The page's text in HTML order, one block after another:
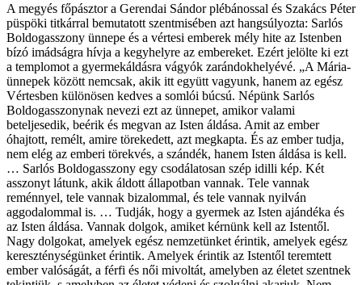
A megyés főpásztor a Gerendai Sándor plébánossal és Szakács Péter
püspöki titkárral bemutatott szentmisében azt hangsúlyozta: Sarlós
Boldogasszony ünnepe és a vértesi emberek mély hite az Istenben
bízó imádságra hívja a kegyhelyre az embereket. Ezért jelölte ki ezt
a templomot a gyermekáldásra vágyók zarándokhelyévé. „A Mária-
ünnepek között nemcsak, akik itt együtt vagyunk, hanem az egész
Vértesben különösen kedves a somlói búcsú. Népünk Sarlós
Boldogasszonynak nevezi ezt az ünnepet, amikor valami
beteljesedik, beérik és megvan az Isten áldása. Amit az ember
óhajtott, remélt, amire törekedett, azt megkapta. És az ember tudja,
nem elég az emberi törekvés, a szándék, hanem Isten áldása is kell.
… Sarlós Boldogasszony egy csodálatosan szép idilli kép. Két
asszonyt látunk, akik áldott állapotban vannak. Tele vannak
reménnyel, tele vannak bizalommal, és tele vannak nyilván
aggodalommal is. … Tudják, hogy a gyermek az Isten ajándéka és
az Isten áldása. Vannak dolgok, amiket kérnünk kell az Istentől.
Nagy dolgokat, amelyek egész nemzetünket érintik, amelyek egész
kereszténységünket érintik. Amelyek érintik az Istentől teremtett
ember valóságát, a férfi és női mivoltát, amelyben az életet szentnek